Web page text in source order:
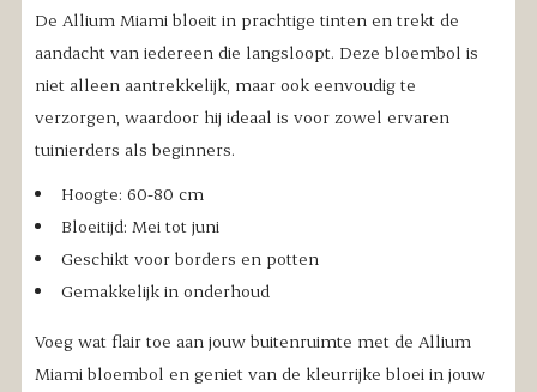
De Allium Miami bloeit in prachtige tinten en trekt de
aandacht van iedereen die langsloopt. Deze bloembol is
niet alleen aantrekkelijk, maar ook eenvoudig te
verzorgen, waardoor hij ideaal is voor zowel ervaren
tuinierders als beginners.
Hoogte: 60-80 cm
Bloeitijd: Mei tot juni
Geschikt voor borders en potten
Gemakkelijk in onderhoud
Voeg wat flair toe aan jouw buitenruimte met de Allium
Miami bloembol en geniet van de kleurrijke bloei in jouw